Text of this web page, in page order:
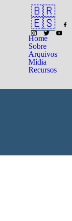
Home
Sobre
Arquivos
Mídia
Recursos
🇧🇷
🇪🇸